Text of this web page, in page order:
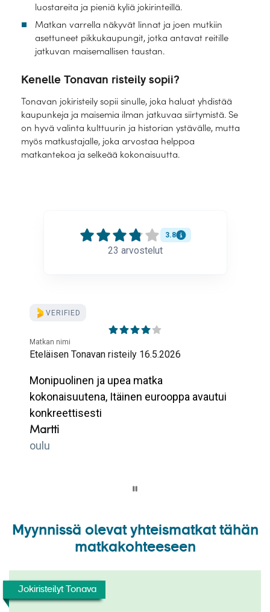
luostareita ja pieniä kyliä jokirinteillä.
Matkan varrella näkyvät linnat ja joen mutkiin
asettuneet pikkukaupungit, jotka antavat reitille
jatkuvan maisemallisen taustan.
Kenelle Tonavan risteily sopii?
Tonavan jokiristeily sopii sinulle, joka haluat yhdistää
kaupunkeja ja maisemia ilman jatkuvaa siirtymistä. Se
on hyvä valinta kulttuurin ja historian ystävälle, mutta
myös matkustajalle, joka arvostaa helppoa
matkantekoa ja selkeää kokonaisuutta.
3.8
23 arvostelut
VERIFIED
Matkan nimi
Eteläisen Tonavan risteily 16.5.2026
Monipuolinen ja upea matka
kokonaisuutena, Itäinen eurooppa avautui
konkreettisesti
Martti
oulu
Outin kokemus Tonavan jokiristeilystä: ”lähtisin
uudestaan” >>
Myynnissä olevat yhteismatkat tähän
matkakohteeseen
Jokiristeilyt Tonava